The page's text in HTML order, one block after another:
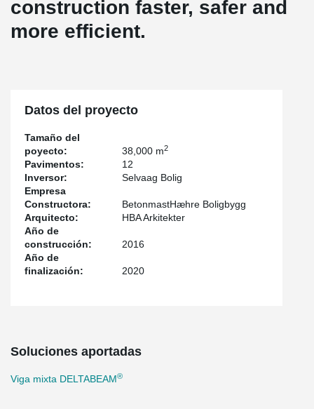
construction faster, safer and
more efficient.
Datos del proyecto
Tamaño del
poyecto:
38,000 m2
Pavimentos:
12
Inversor:
Selvaag Bolig
Empresa
Constructora:
BetonmastHæhre Boligbygg
Arquitecto:
HBA Arkitekter
Año de
construcción:
2016
Año de
finalización:
2020
Soluciones aportadas
Viga mixta DELTABEAM®